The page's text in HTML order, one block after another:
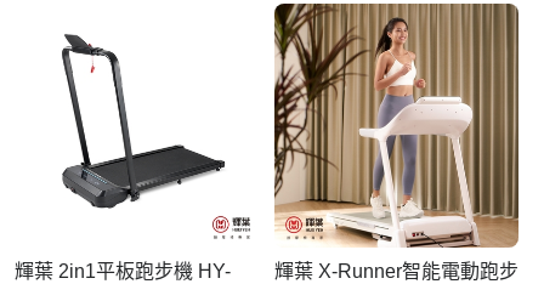
輝葉 2in1平板跑步機 HY-
輝葉 X-Runner智能電動跑步